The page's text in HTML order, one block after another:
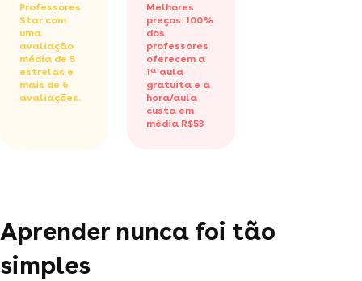
Professores
Star com
uma
avaliação
média de 5
estrelas e
mais de 6
avaliações.
Melhores
preços: 100%
dos
professores
oferecem a
1ª aula
gratuita e a
hora/aula
custa em
média R$53
Aprender nunca foi tão
simples